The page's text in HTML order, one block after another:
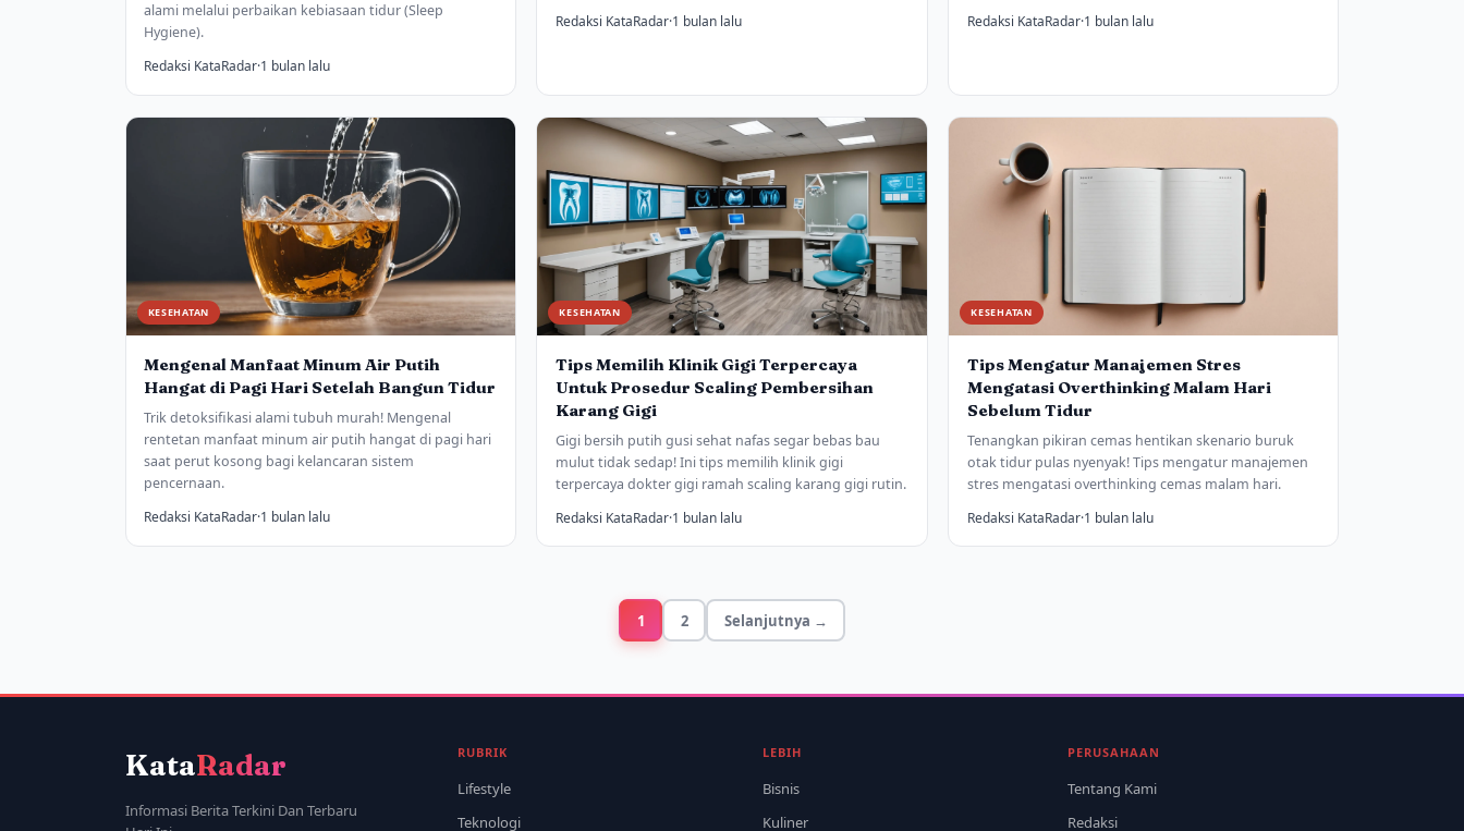
alami melalui perbaikan kebiasaan tidur (Sleep
Hygiene).
Redaksi KataRadar·1 bulan lalu
Redaksi KataRadar·1 bulan lalu
Redaksi KataRadar·1 bulan lalu
KESEHATAN
Mengenal Manfaat Minum Air Putih
Hangat di Pagi Hari Setelah Bangun Tidur
Trik detoksifikasi alami tubuh murah! Mengenal
rentetan manfaat minum air putih hangat di pagi hari
saat perut kosong bagi kelancaran sistem
pencernaan.
Redaksi KataRadar·1 bulan lalu
KESEHATAN
Tips Memilih Klinik Gigi Terpercaya
Untuk Prosedur Scaling Pembersihan
Karang Gigi
Gigi bersih putih gusi sehat nafas segar bebas bau
mulut tidak sedap! Ini tips memilih klinik gigi
terpercaya dokter gigi ramah scaling karang gigi rutin.
Redaksi KataRadar·1 bulan lalu
KESEHATAN
Tips Mengatur Manajemen Stres
Mengatasi Overthinking Malam Hari
Sebelum Tidur
Tenangkan pikiran cemas hentikan skenario buruk
otak tidur pulas nyenyak! Tips mengatur manajemen
stres mengatasi overthinking cemas malam hari.
Redaksi KataRadar·1 bulan lalu
1 2 Selanjutnya →
KataRadar
Informasi Berita Terkini Dan Terbaru
RUBRIK
Lifestyle
Teknologi
LEBIH
Bisnis
Kuliner
PERUSAHAAN
Tentang Kami
Redaksi